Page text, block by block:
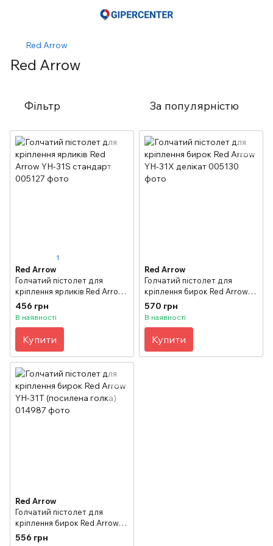
Red Arrow
Red Arrow
Фільтр За популярністю
1
Red Arrow
Голчатий пістолет для
кріплення ярликів Red Arrow
YH-31S стандарт
456 грн
В наявності
Купити
Red Arrow
Голчатий пістолет для
кріплення бирок Red Arrow
YH-31X делікат
570 грн
В наявності
Купити
Red Arrow
Голчатий пістолет для
кріплення бирок Red Arrow
YH-31T (посилена голка)
556 грн